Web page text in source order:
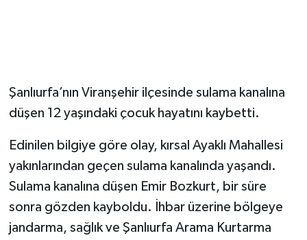
Şanlıurfa’nın Viranşehir ilçesinde sulama kanalına
düşen 12 yaşındaki çocuk hayatını kaybetti.
Edinilen bilgiye göre olay, kırsal Ayaklı Mahallesi
yakınlarından geçen sulama kanalında yaşandı.
Sulama kanalına düşen Emir Bozkurt, bir süre
sonra gözden kayboldu. İhbar üzerine bölgeye
jandarma, sağlık ve Şanlıurfa Arama Kurtarma